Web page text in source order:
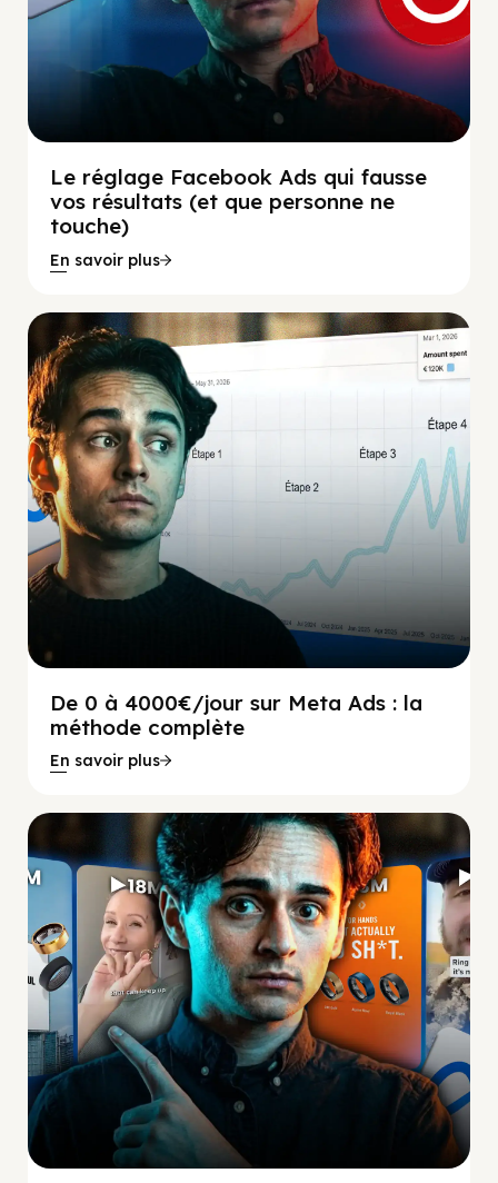
Le réglage Facebook Ads qui fausse
vos résultats (et que personne ne
touche)
En savoir plus
De 0 à 4000€/jour sur Meta Ads : la
méthode complète
En savoir plus
Social Scaling